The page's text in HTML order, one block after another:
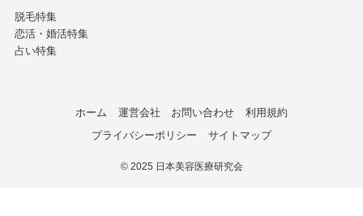
脱毛特集
恋活・婚活特集
占い特集
ホーム 運営会社 お問い合わせ
利用規約
プライバシーポリシー
サイトマップ
©2025 日本美容医療研究会